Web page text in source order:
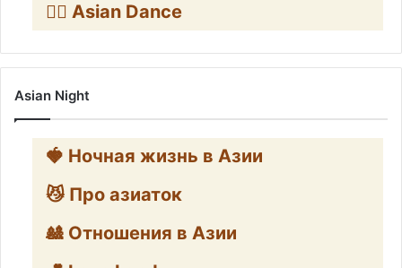
👯‍♀️ Asian Dance
Asian Night
🍓 Ночная жизнь в Азии
😼 Про азиаток
🎎 Отношения в Азии